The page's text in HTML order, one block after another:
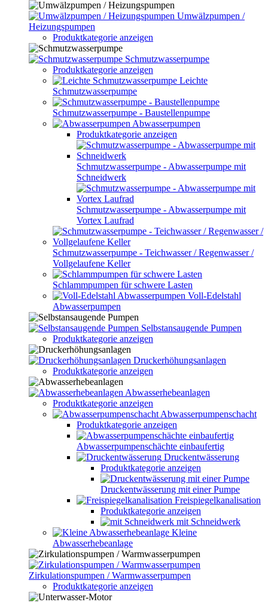
Umwälzpumpen /
Heizungspumpen
Produktkategorie anzeigen
Schmutzwasserpumpe
Produktkategorie anzeigen
Leichte
Schmutzwasserpumpe
Schmutzwasserpumpe - Baustellenpumpe
Abwasserpumpen
Produktkategorie anzeigen
Schmutzwasserpumpe - Abwasserpumpe mit
Schneidwerk
Schmutzwasserpumpe - Abwasserpumpe mit
Vortex Laufrad
Schmutzwasserpumpe - Teichwasser / Regenwasser /
Vollgelaufene Keller
Schlammpumpen für schwere Lasten
Voll-Edelstahl
Abwasserpumpen
Selbstansaugende Pumpen
Produktkategorie anzeigen
Druckerhöhungsanlagen
Produktkategorie anzeigen
Abwasserhebeanlagen
Produktkategorie anzeigen
Abwasserpumpenschacht
Produktkategorie anzeigen
Abwasserpumpenschächte einbaufertig
Druckentwässerung
Produktkategorie anzeigen
Druckentwässerung mit einer Pumpe
Freispiegelkanalisation
Produktkategorie anzeigen
mit Schneidwerk
Kleine
Abwasserhebeanlage
Zirkulationspumpen / Warmwasserpumpen
Produktkategorie anzeigen